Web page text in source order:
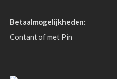
Betaalmogelijkheden:
Contant of met Pin